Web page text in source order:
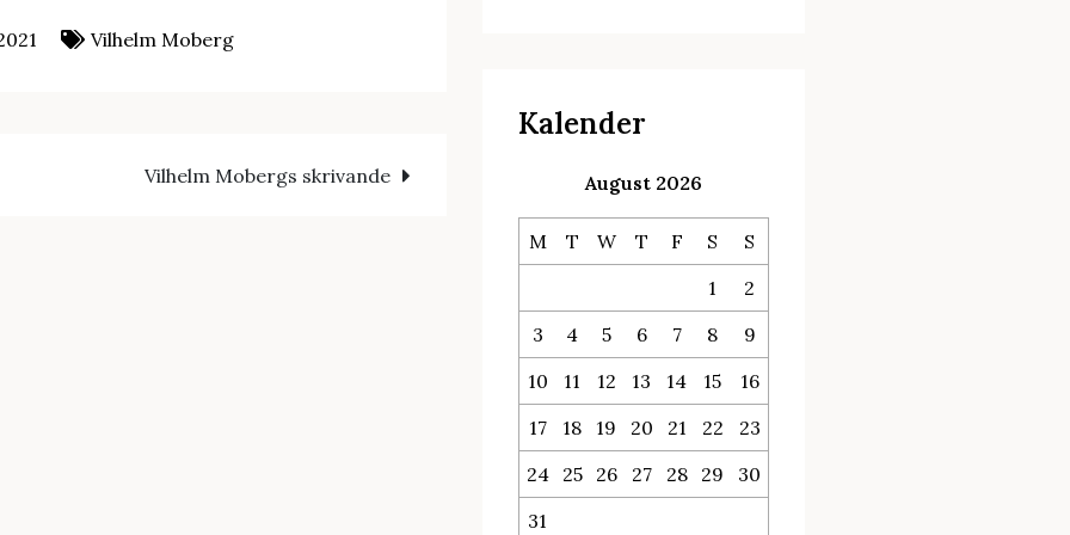
Vilhelm Moberg
Vilhelm Mobergs skrivande
Kalender
August 2026
M T W T F S
S
1
2
3
4 5 6 7 8
9
10
11 12 13 14 15
16
17
18 19 20 21 22
23
24
25 26 27 28 29
30
31